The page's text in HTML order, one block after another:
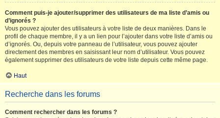
Comment puis-je ajouter/supprimer des utilisateurs de ma liste d’amis ou
d’ignorés ?
Vous pouvez ajouter des utilisateurs à votre liste de deux manières. Dans le
profil de chaque membre, il y a un lien pour l’ajouter dans votre liste d’amis ou
d’ignorés. Ou, depuis votre panneau de l’utilisateur, vous pouvez ajouter
directement des membres en saisissant leur nom d’utilisateur. Vous pouvez
également supprimer des utilisateurs de votre liste depuis cette même page.
Haut
Recherche dans les forums
Comment rechercher dans les forums ?